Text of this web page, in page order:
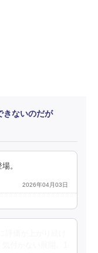
きないのだが
。
2026年04月03日